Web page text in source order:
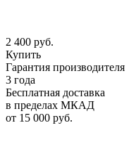
2 400 руб.
Купить
Гарантия производителя
3 года
Бесплатная доставка
в пределах МКАД
от 15 000 руб.